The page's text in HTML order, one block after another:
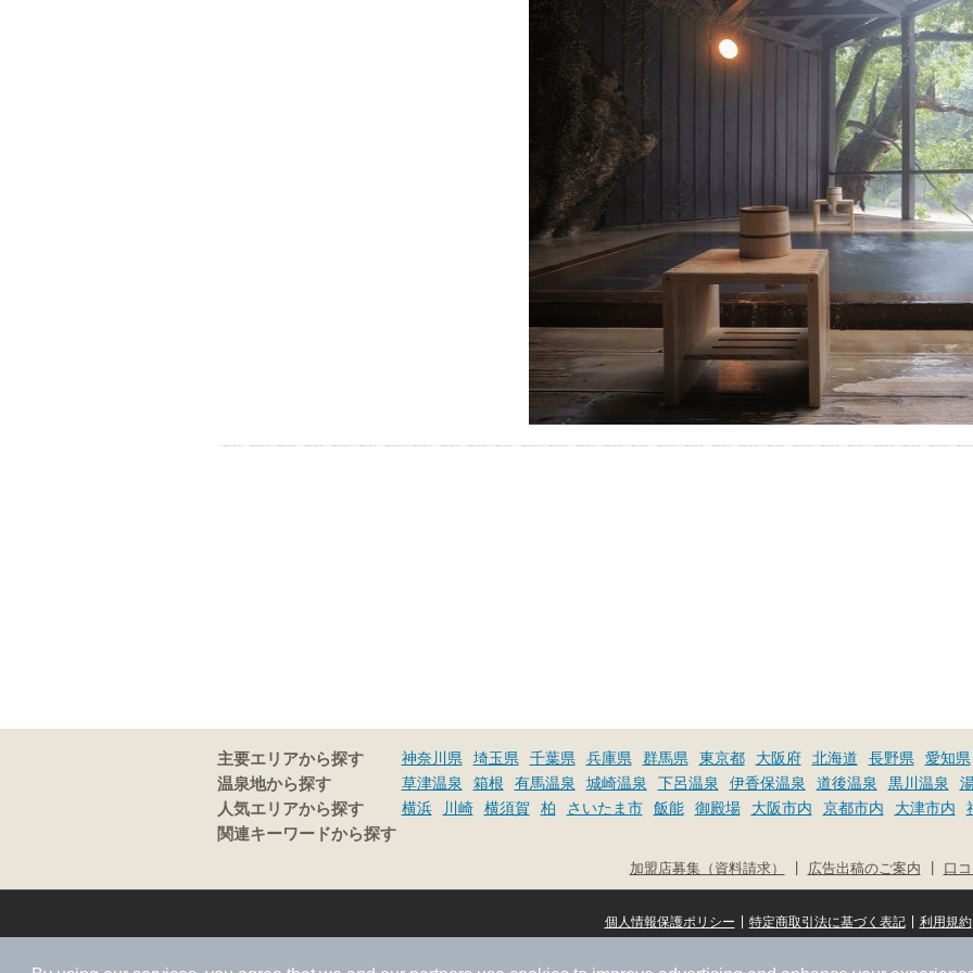
別なひとときを「毎月10分無
料」でご利用いただけます。
お湯で体がほぐれたら、次は占
い師さんとお話しして、心もほ
ぐしてみませんか？
主要エリアから探す 神奈川県 埼玉県 千葉県 兵庫県 群馬県 東京都 大阪府 北海道 長野県
愛知県
温泉地から探す
草津温泉 箱根 有馬温泉 城崎温泉 下呂温泉 伊香保温泉 道後温泉 黒川温泉
人気エリアから探す
横浜 川崎 横須賀 柏 さいたま市 飯能 御殿場 大阪市内 京都市内 大津市内
関連キーワードから探す
口
広告出稿のご案内
加盟店募集（資料請求）
利用規約
特定商取引法に基づく表記
個人情報保護ポリシー